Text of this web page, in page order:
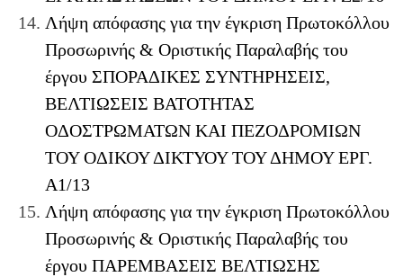
Λήψη απόφασης για την έγκριση Πρωτοκόλλου
Προσωρινής & Οριστικής Παραλαβής του
έργου ΣΠΟΡΑΔΙΚΕΣ ΣΥΝΤΗΡΗΣΕΙΣ,
ΒΕΛΤΙΩΣΕΙΣ ΒΑΤΟΤΗΤΑΣ
ΟΔΟΣΤΡΩΜΑΤΩΝ ΚΑΙ ΠΕΖΟΔΡΟΜΙΩΝ
ΤΟΥ ΟΔΙΚΟΥ ΔΙΚΤΥΟΥ ΤΟΥ ΔΗΜΟΥ ΕΡΓ.
Α1/13
Λήψη απόφασης για την έγκριση Πρωτοκόλλου
Προσωρινής & Οριστικής Παραλαβής του
έργου ΠΑΡΕΜΒΑΣΕΙΣ ΒΕΛΤΙΩΣΗΣ